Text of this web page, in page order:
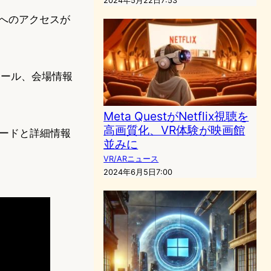
のアクセスが
ル、会場情報
ドと詳細情報
Meta QuestがNetflix視聴を
高画質化、VR体験が映画館
並みに
VR/ARニュース
2024年6月5日7:00